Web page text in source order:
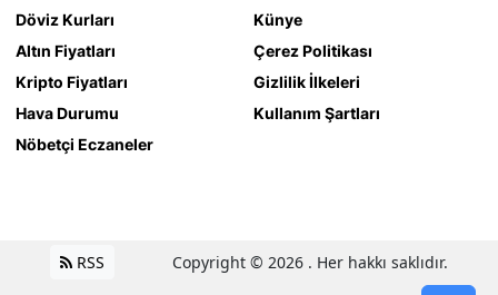
Döviz Kurları
Altın Fiyatları
Kripto Fiyatları
Hava Durumu
Nöbetçi Eczaneler
Künye
Çerez Politikası
Gizlilik İlkeleri
Kullanım Şartları
RSS Copyright © 2026 . Her hakkı saklıdır.